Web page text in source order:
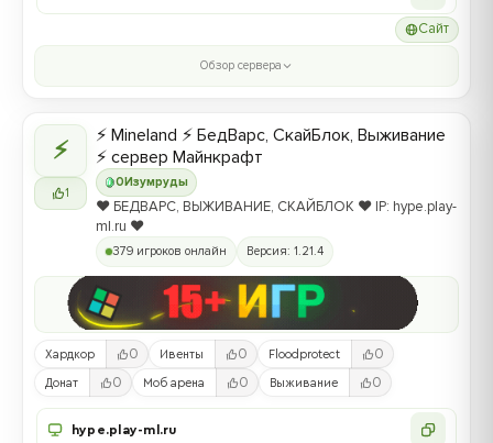
Сайт
Обзор сервера
⚡
1
0 Изумруды
⚡ Mineland ⚡ БедВарс, СкайБлок, Выживание
⚡ сервер Майнкрафт
❤️ БЕДВАРС, ВЫЖИВАНИЕ, СКАЙБЛОК ❤️ IP: hype.play-
ml.ru ❤️
379 игроков онлайн Версия: 1.21.4
Хардкор 0 Ивенты 0 Floodprotect 0
Донат 0 Моб арена 0 Выживание 0
hype.play-ml.ru